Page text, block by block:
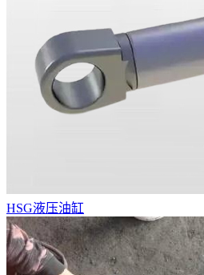
HSG液压油缸